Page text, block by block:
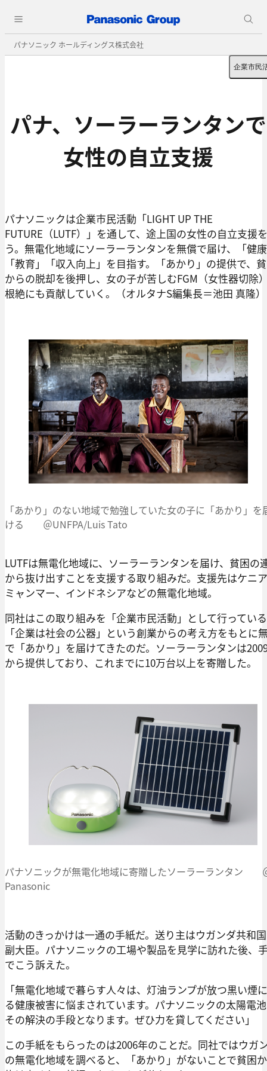
パナソニック ホールディングス株式会社
企業市民
パナ、ソーラーランタンで
女性の自立支援
パナソニックは企業市民活動「LIGHT UP THE
FUTURE（LUTF）」を通して、途上国の女性の自立支援
う。無電化地域にソーラーランタンを無償で届け、「健
「教育」「収入向上」を目指す。「あかり」の提供で、
からの脱却を後押し、女の子が苦しむFGM（女性器切除
根絶にも貢献していく。（オルタナS編集長＝池田 真隆）
「あかり」のない地域で勉強していた女の子に「あかり」を
ける ＠UNFPA/Luis Tato
LUTFは無電化地域に、ソーラーランタンを届け、貧困の
から抜け出すことを支援する取り組みだ。支援先はケニ
ミャンマー、インドネシアなどの無電化地域。
同社はこの取り組みを「企業市民活動」として行ってい
「企業は社会の公器」という創業からの考え方をもとに
で「あかり」を届けてきたのだ。ソーラーランタンは
から提供しており、これまでに10万台以上を寄贈した。
パナソニックが無電化地域に寄贈したソーラーランタン
Panasonic
活動のきっかけは一通の手紙だ。送り主はウガンダ共和
副大臣。パナソニックの工場や製品を見学に訪れた後、
でこう訴えた。
「無電化地域で暮らす人々は、灯油ランプが放つ黒い煙
る健康被害に悩まされています。パナソニックの太陽電
その解決の手段となります。ぜひ力を貸してください」
この手紙をもらったのは2006年のことだ。同社ではウガ
の無電化地域を調べると、「あかり」がないことで貧困